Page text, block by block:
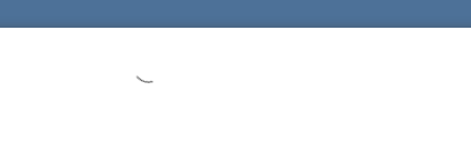
Событие